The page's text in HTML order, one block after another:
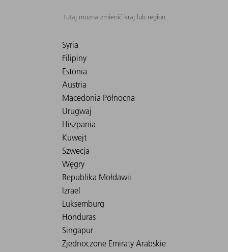
Tutaj można zmienić kraj lub region